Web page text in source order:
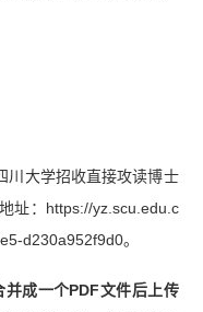
川大学招收直接攻读博士
址：https://yz.scu.edu.c
d230a952f9d0。
成一个PDF文件后上传